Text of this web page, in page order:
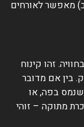
מאפשר לאורחים
זהו קינוח
בין אם מדובר
שנמס בפה, או
מתוקה – זוהי